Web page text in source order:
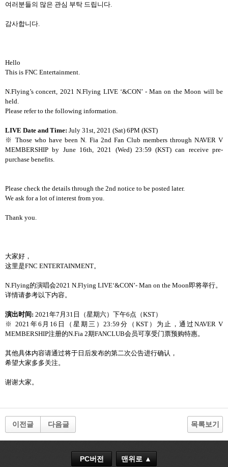
여러분들의 많은 관심 부탁 드립니다.
감사합니다.
Hello
This is FNC Entertainment.
N.Flying’s concert, 2021 N.Flying LIVE ‘&CON’ - Man on the Moon will be
held.
Please refer to the following information.
LIVE Date and Time: July 31st, 2021 (Sat) 6PM (KST)
※ Those who have been N. Fia 2nd Fan Club members through NAVER V
MEMBERSHIP by June 16th, 2021 (Wed) 23:59 (KST) can receive pre-
purchase benefits.
Please check the details through the 2nd notice to be posted later.
We ask for a lot of interest from you.
Thank you.
大家好，
这里是FNC ENTERTAINMENT。
N.Flying的演唱会2021 N.Flying LIVE‘&CON’- Man on the Moon即将举行。
详情请参考以下内容。
演出时间: 2021年7月31日（星期六）下午6点（KST）
※ 2021年6月16日（星期三）23:59分（KST）为止，通过NAVER V
MEMBERSHIP注册的N.Fia 2期FANCLUB会员可享受门票预购特惠。
其他具体内容请通过将于日后发布的第二次公告进行确认，
希望大家多多关注。
谢谢大家。
이전글 다음글 목록보기
PC버전 맨위로 ▲